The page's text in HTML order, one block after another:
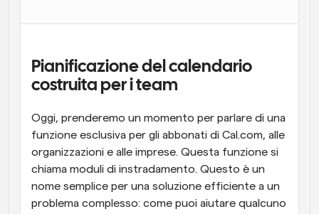
Programmazione potenziata con chiamate
Flussi di lavoro
Blog
Rimani aggiornato con le ultime notizie e aggiornamenti
Riunioni Instantanee
Incontrare i clienti in pochi minuti
Link di Gruppo Dinamico
Prenota senza sforzo riunioni con più persone
Pianificazione del calendario
costruita per i team
Oggi, prenderemo un momento per parlare di una
funzione esclusiva per gli abbonati di Cal.com, alle
organizzazioni e alle imprese. Questa funzione si
chiama moduli di instradamento. Questo è un
nome semplice per una soluzione efficiente a un
problema complesso: come puoi aiutare qualcuno